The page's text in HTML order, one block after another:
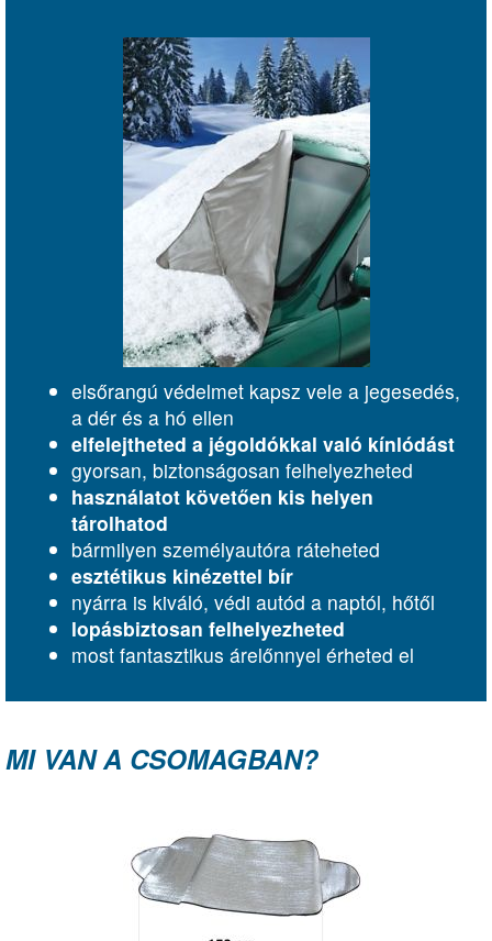
elsőrangú védelmet kapsz vele a jegesedés,
a dér és a hó ellen
elfelejtheted a jégoldókkal való kínlódást
gyorsan, biztonságosan felhelyezheted
használatot követően kis helyen
tárolhatod
bármilyen személyautóra ráteheted
esztétikus kinézettel bír
nyárra is kiváló, védi autód a naptól, hőtől
lopásbiztosan felhelyezheted
most fantasztikus árelőnnyel érheted el
MI VAN A CSOMAGBAN?